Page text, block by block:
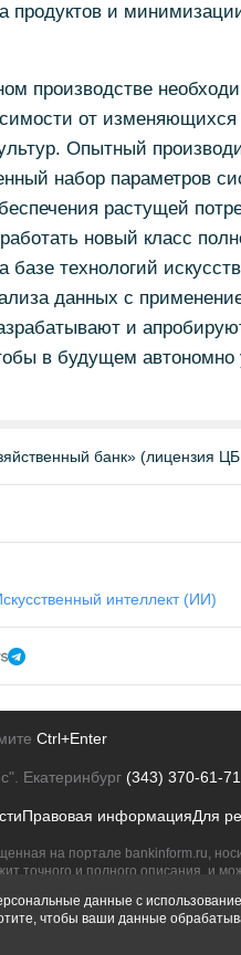
продуктов и
производстве
от
Опытный
набор параметров
растущей
новый класс
базе технологий
данных с
и
в будущем
банк» (лицензия
интеллект (ИИ)
Ctrl+Enter
Екатеринбург (343) 370-61-71
Правовая информацияДля
на портале bankinform.ru,
точного и полного описания, и
данные с
чтобы ваши данные